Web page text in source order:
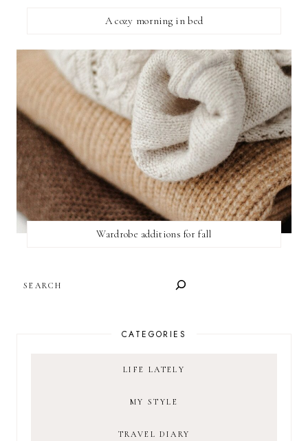
A cozy morning in bed
Wardrobe additions for fall
CATEGORIES
LIFE LATELY
MY STYLE
TRAVEL DIARY